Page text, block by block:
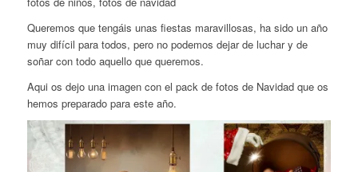
Queremos que tengáis unas fiestas maravillosas, ha sido un año
muy difícil para todos, pero no podemos dejar de luchar y de
soñar con todo aquello que queremos.
Aqui os dejo una imagen con el pack de fotos de Navidad que os
hemos preparado para este año.